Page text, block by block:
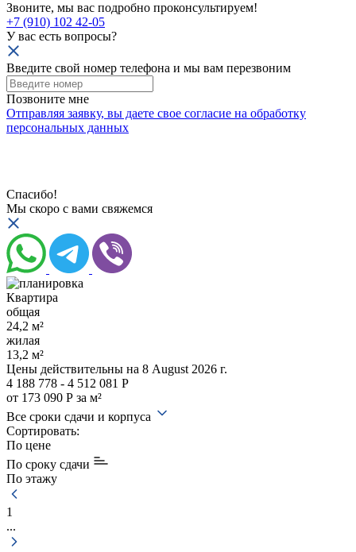
Звоните, мы вас подробно проконсультируем!
+7 (910) 102 42-05
У вас есть вопросы?
Введите свой номер телефона и мы вам перезвоним
Позвоните мне
Отправляя заявку, вы даете свое согласие на обработку
персональных данных
Спасибо!
Мы скоро с вами свяжемся
Квартира
общая
24,2 м²
жилая
13,2 м²
Цены действительны на 8 August 2026 г.
4 188 778 - 4 512 081 Р
от 173 090 Р за м²
Все сроки сдачи и корпуса
Сортировать:
По цене
По сроку сдачи
По этажу
1
...